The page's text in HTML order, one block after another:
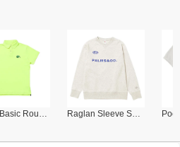
Lady's Basic Round Collar Polo Raglan Sleeve Sweat Shirt